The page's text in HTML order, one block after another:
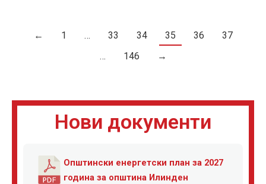
← 1 … 33 34 35 36
37
…
146 →
Нови документи
Општински енергетски план за 2027
година за општина Илинден